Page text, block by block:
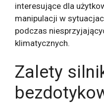
interesujące dla
manipulacji w
podczas
klimatycznych.
Zalety